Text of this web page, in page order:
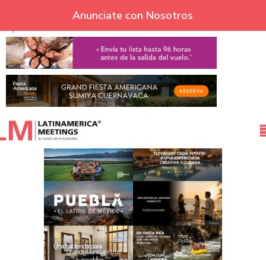
Skip to navigation
Skip to main content
Anunciate con Nosotros